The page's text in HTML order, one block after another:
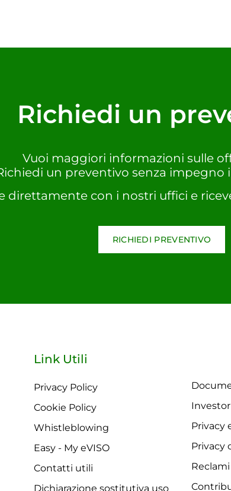
Richiedi un
Vuoi maggiori informazioni sulle
un preventivo senza impegno
direttamente con i nostri uffici e
RICHIEDI PREVENTIVO
Link Utili
Privacy Policy
Cookie Policy
Whistleblowing
Easy - My eVISO
Contatti utili
Dichiarazione sostitutiva uso
Privacy
Privacy
Reclami